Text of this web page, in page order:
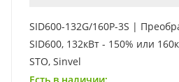
SID600-132G/160P-3S |
SID600, 132кВт - 150% или
STO, Sinvel